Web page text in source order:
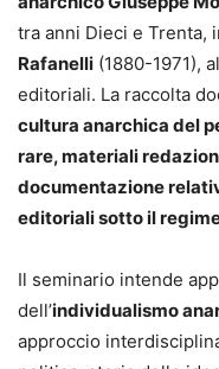
tra anni Dieci e Trenta,
Rafanelli (1880-1971),
editoriali. La raccolta
cultura anarchica del
rare, materiali
documentazione
editoriali sotto il
Il seminario intende
dell’individualismo
approccio